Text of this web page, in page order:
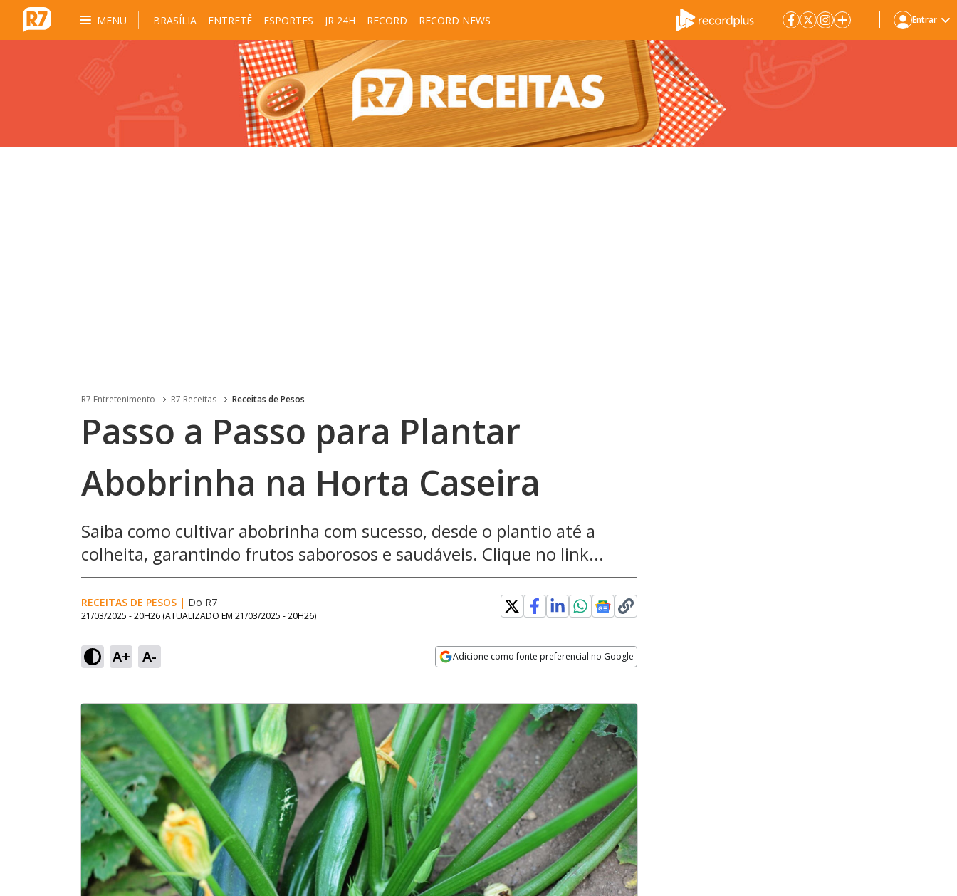
MENU BRASÍLIA ENTRETÊ ESPORTES JR 24H RECORD RECORD NEWS Entrar
R7 Entretenimento R7 Receitas Receitas de Pesos
Passo a Passo para Plantar
Abobrinha na Horta Caseira
Saiba como cultivar abobrinha com sucesso, desde o plantio até a
colheita, garantindo frutos saborosos e saudáveis. Clique no link...
RECEITAS DE PESOS | Do R7
21/03/2025 - 20H26 (ATUALIZADO EM 21/03/2025 - 20H26)
A+ A- Adicione como fonte preferencial no Google